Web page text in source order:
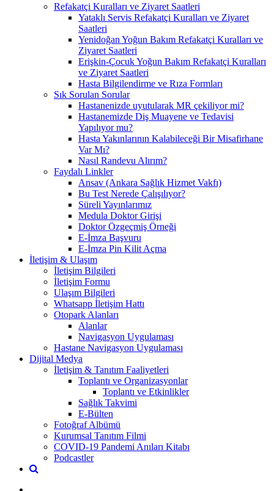
Refakatçi Kuralları ve Ziyaret Saatleri
Yataklı Servis Refakatçi Kuralları ve Ziyaret
Saatleri
Yenidoğan Yoğun Bakım Refakatçi Kuralları ve
Ziyaret Saatleri
Erişkin-Çocuk Yoğun Bakım Refakatçi Kuralları
ve Ziyaret Saatleri
Hasta Bilgilendirme ve Rıza Formları
Sık Sorulan Sorular
Hastanenizde uyutularak MR çekiliyor mi?
Hastanemizde Diş Muayene ve Tedavisi
Yapılıyor mu?
Hasta Yakınlarının Kalabileceği Bir Misafirhane
Var Mı?
Nasıl Randevu Alırım?
Faydalı Linkler
Ansav (Ankara Sağlık Hizmet Vakfı)
Bu Test Nerede Çalışılıyor?
Süreli Yayınlarımız
Medula Doktor Girişi
Doktor Özgeçmiş Örneği
E-İmza Başvuru
E-İmza Pin Kilit Açma
İletişim & Ulaşım
İletişim Bilgileri
İletişim Formu
Ulaşım Bilgileri
Whatsapp İletişim Hattı
Otopark Alanları
Alanlar
Navigasyon Uygulaması
Hastane Navigasyon Uygulaması
Dijital Medya
İletişim & Tanıtım Faaliyetleri
Toplantı ve Organizasyonlar
Toplantı ve Etkinlikler
Sağlık Takvimi
E-Bülten
Fotoğraf Albümü
Kurumsal Tanıtım Filmi
COVID-19 Pandemi Anıları Kitabı
Podcastler